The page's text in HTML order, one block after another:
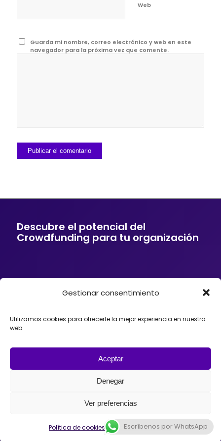
Gestionar consentimiento
Utilizamos cookies para ofrecerte la mejor experiencia en nuestra
web.
Aceptar
Denegar
Ver preferencias
Política de cookiesPolítica de privacidad
Web
Guarda mi nombre, correo electrónico y web en este
navegador para la próxima vez que comente.
Descubre el potencial del
Crowdfunding para tu organización
Si tu empresa o entidad quiere ofrecer a sus
fundraising, podemos ayudarte. Trabajamos con
organizaciones que desean incorporar el
proyectos, diseñando estrategias y
acompañando el lanzamiento de campañas con
éxito en España, México o Argentina.
© 2026 - Universo Crowdfunding Escríbenos por WhatsApp